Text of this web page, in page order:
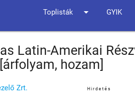
Toplisták arrow_drop_down GYIK
Latin-Amerikai
hozam]
Hirdetés
Zrt.